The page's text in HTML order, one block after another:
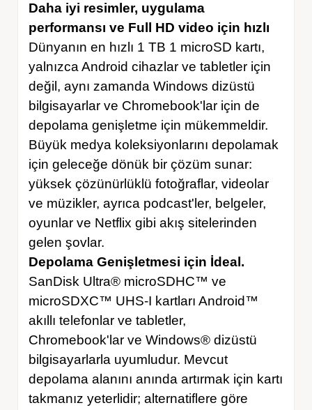
Daha iyi resimler, uygulama
performansı ve Full HD video için hızlı
Dünyanın en hızlı 1 TB 1 microSD kartı,
yalnızca Android cihazlar ve tabletler için
değil, aynı zamanda Windows dizüstü
bilgisayarlar ve Chromebook'lar için de
depolama genişletme için mükemmeldir.
Büyük medya koleksiyonlarını depolamak
için geleceğe dönük bir çözüm sunar:
yüksek çözünürlüklü fotoğraflar, videolar
ve müzikler, ayrıca podcast'ler, belgeler,
oyunlar ve Netflix gibi akış sitelerinden
gelen şovlar.
Depolama Genişletmesi için İdeal.
SanDisk Ultra® microSDHC™ ve
microSDXC™ UHS-I kartları Android™
akıllı telefonlar ve tabletler,
Chromebook'lar ve Windows® dizüstü
bilgisayarlarla uyumludur. Mevcut
depolama alanını anında artırmak için kartı
takmanız yeterlidir; alternatiflere göre